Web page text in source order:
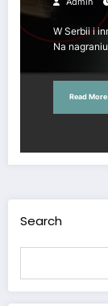
W Serbii i
Na
Read More
Search